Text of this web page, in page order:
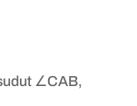
∠CAB,